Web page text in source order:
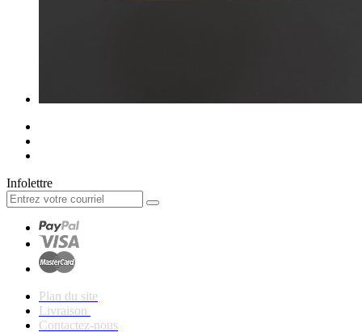
Infolettre
Plan du site
Livraison
Contactez-nous